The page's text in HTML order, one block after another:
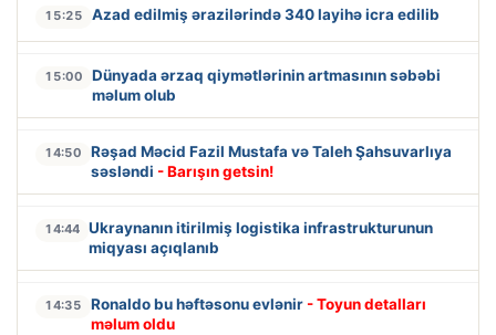
15:25 Azad edilmiş ərazilərində 340 layihə icra edilib
15:00
Dünyada ərzaq qiymətlərinin artmasının səbəbi
məlum olub
14:50
Rəşad Məcid Fazil Mustafa və Taleh Şahsuvarlıya
səsləndi - Barışın getsin!
14:44 Ukraynanın itirilmiş logistika infrastrukturunun
miqyası açıqlanıb
14:35 Ronaldo bu həftəsonu evlənir - Toyun detalları
məlum oldu